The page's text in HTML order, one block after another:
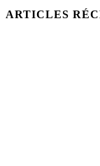
ARTICLES